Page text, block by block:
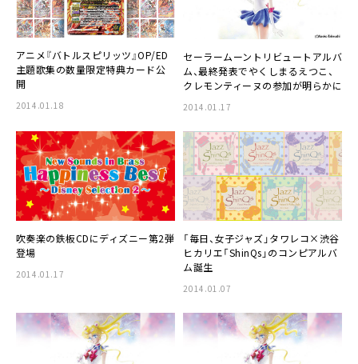
アニメ『バトルスピリッツ』OP/ED
主題歌集の数量限定特典カード公
開
2014.01.18
セーラームーントリビュートアルバ
ム、最終発表でやくしまるえつこ 、
クレモンティーヌの参加が明らかに
2014.01.17
吹奏楽の鉄板CDにディズニー第2弾
登場
2014.01.17
「毎日、女子ジャズ」タワレコ×渋谷
ヒカリエ「ShinQs」のコンピアルバ
ム誕生
2014.01.07